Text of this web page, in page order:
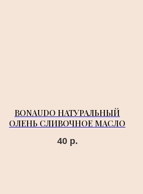
BONAUDO НАТУРАЛЬНЫЙ
ОЛЕНЬ СЛИВОЧНОЕ МАСЛО
40 р.